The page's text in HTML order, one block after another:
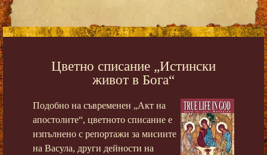
Цветно списание „Истински
живот в Бога“
Подобно на съвременен „Акт на
апостолите“, цветното списание е
изпълнено с репортажи за мисиите
на Васула, други дейности на